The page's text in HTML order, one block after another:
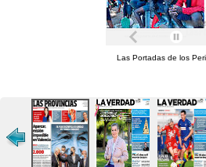
Las Portadas de los